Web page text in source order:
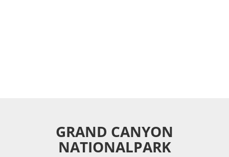
GRAND CANYON
NATIONALPARK